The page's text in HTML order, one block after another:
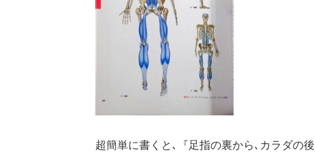
超簡単に書くと､『足指の裏から､カラダの